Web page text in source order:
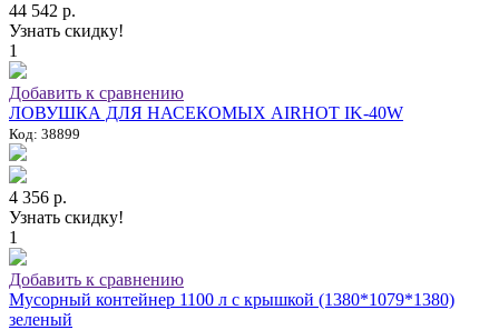
44 542 р.
Узнать скидку!
1
Добавить к сравнению
ЛОВУШКА ДЛЯ НАСЕКОМЫХ AIRHOT IK-40W
Код: 38899
4 356 р.
Узнать скидку!
1
Добавить к сравнению
Мусорный контейнер 1100 л с крышкой (1380*1079*1380)
зеленый